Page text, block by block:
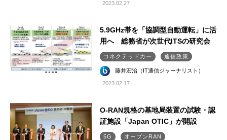
2023.02.27
5.9GHz帯を「協調型自動運転」に活
用へ 総務省が次世代ITSの研究会
コネクテッドカー 通信政策
藤井宏治（IT通信ジャーナリスト）
2023.02.17
O-RAN規格の基地局装置の試験・認
証施設「Japan OTIC」が開設
5G オープンRAN